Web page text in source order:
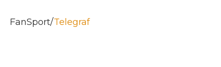
FanSport/Telegraf